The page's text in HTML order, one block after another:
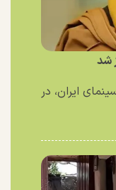
شد
ایران، در